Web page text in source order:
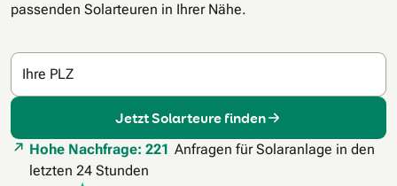
passenden Solarteuren in Ihrer Nähe.
Ihre PLZ
Jetzt Solarteure finden
Hohe Nachfrage: 221 Anfragen für Solaranlage in den
letzten 24 Stunden